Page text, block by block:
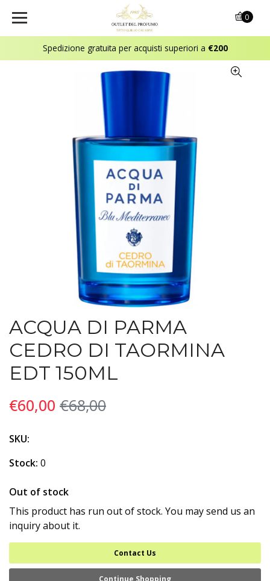
Spedizione gratuita per acquisti superiori a €200
0
ACQUA DI PARMA
CEDRO DI TAORMINA
EDT 150ML
€60,00 €68,00
SKU:
Stock: 0
Out of stock
This product has run out of stock. You may send us an
inquiry about it.
Contact Us
Continue Shopping